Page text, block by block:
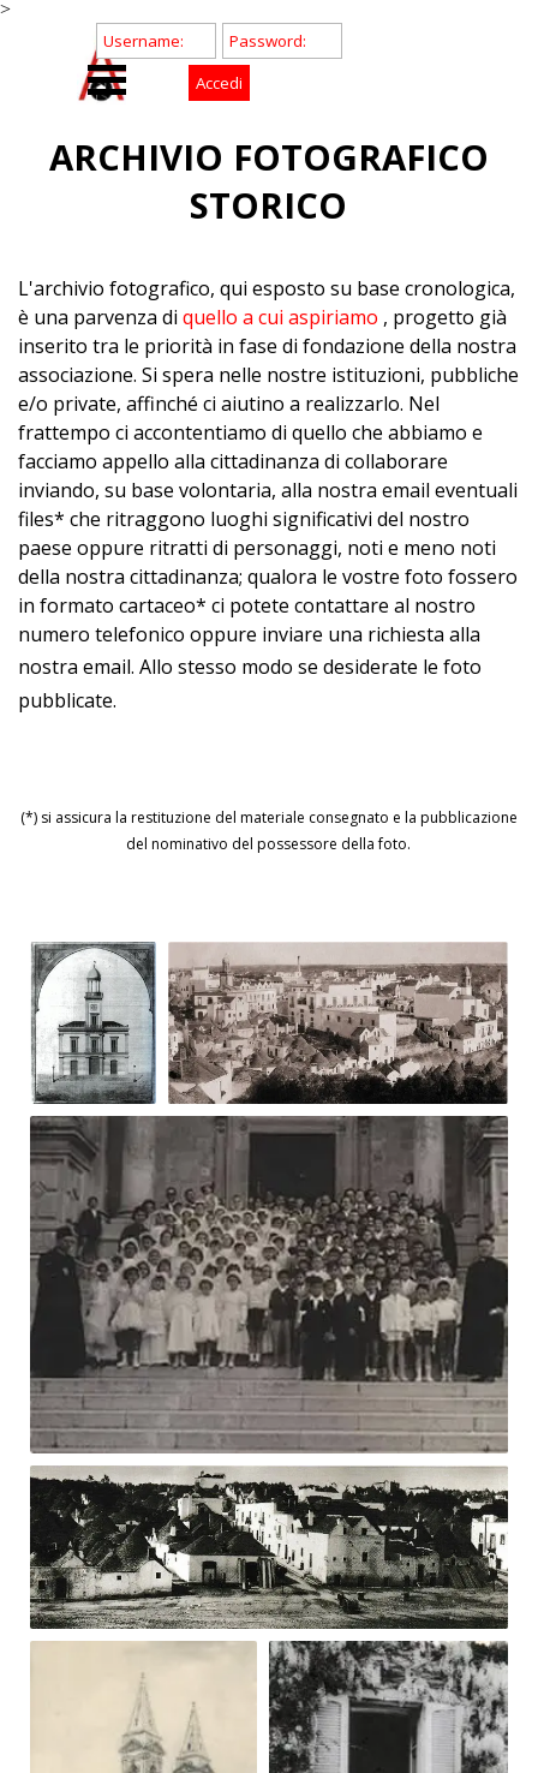
>
Vai ai contenuti
ARCHIVIO FOTOGRAFICO
STORICO
L'archivio fotografico, qui esposto su base cronologica,
è una parvenza di quello a cui aspiriamo , progetto già
inserito tra le priorità in fase di fondazione della nostra
associazione. Si spera nelle nostre istituzioni, pubbliche
e/o private, affinché ci aiutino a realizzarlo. Nel
frattempo ci accontentiamo di quello che abbiamo e
facciamo appello alla cittadinanza di collaborare
inviando, su base volontaria, alla nostra email eventuali
files* che ritraggono luoghi significativi del nostro
paese oppure ritratti di personaggi, noti e meno noti
della nostra cittadinanza; qualora le vostre foto fossero
in formato cartaceo* ci potete contattare al nostro
numero telefonico oppure inviare una richiesta alla
nostra email. Allo stesso modo se desiderate le foto
pubblicate.
(*) si assicura la restituzione del materiale consegnato e la pubblicazione
del nominativo del possessore della foto.